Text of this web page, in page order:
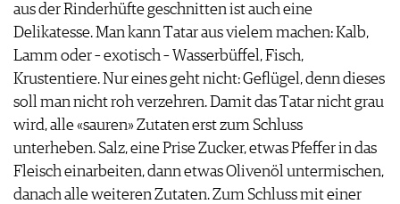
aus der Rinderhüfte geschnitten ist auch eine
Delikatesse. Man kann Tatar aus vielem machen: Kalb,
Lamm oder – exotisch – Wasserbüffel, Fisch,
Krustentiere. Nur eines geht nicht: Geflügel, denn dieses
soll man nicht roh verzehren. Damit das Tatar nicht grau
wird, alle «sauren» Zutaten erst zum Schluss
unterheben. Salz, eine Prise Zucker, etwas Pfeffer in das
Fleisch einarbeiten, dann etwas Olivenöl untermischen,
danach alle weiteren Zutaten. Zum Schluss mit einer